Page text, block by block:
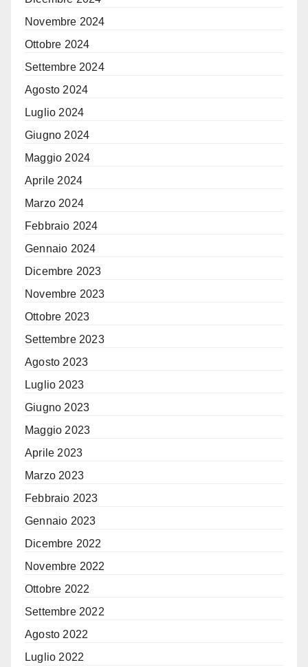
Novembre 2024
Ottobre 2024
Settembre 2024
Agosto 2024
Luglio 2024
Giugno 2024
Maggio 2024
Aprile 2024
Marzo 2024
Febbraio 2024
Gennaio 2024
Dicembre 2023
Novembre 2023
Ottobre 2023
Settembre 2023
Agosto 2023
Luglio 2023
Giugno 2023
Maggio 2023
Aprile 2023
Marzo 2023
Febbraio 2023
Gennaio 2023
Dicembre 2022
Novembre 2022
Ottobre 2022
Settembre 2022
Agosto 2022
Luglio 2022